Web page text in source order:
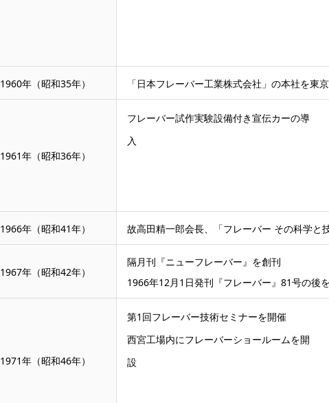
1960年（昭和35年） 「日本フレーバー工業株式会社」の本社を東
1961年（昭和36年）
フレーバー試作実験設備付き宣伝カーの導
入
1966年（昭和41年） 故高田精一郎会長、「フレーバー その科学と
1967年（昭和42年）
隔月刊『ニューフレーバー』を創刊
1966年12月1日発刊『フレーバー』81号の後
1971年（昭和46年）
第1回フレーバー技術セミナーを開催
西宮工場内にフレーバーショールームを開
設